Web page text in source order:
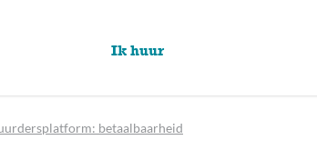
Ik huur
betaalbaarheid